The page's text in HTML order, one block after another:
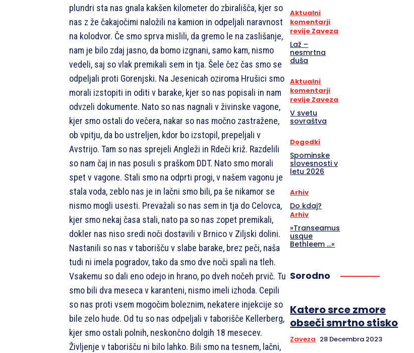
plundri sta nas gnala kakšen kilometer do zbirališča, kjer so
nas z že čakajočimi naložili na kamion in odpeljali naravnost
na kolodvor. Če smo sprva mislili, da gremo le na zaslišanje,
nam je bilo zdaj jasno, da bomo izgnani, samo kam, nismo
vedeli, saj so vlak premikali sem in tja. Šele čez čas smo se
odpeljali proti Gorenjski. Na Jesenicah oziroma Hrušici smo
morali izstopiti in oditi v barake, kjer so nas popisali in nam
odvzeli dokumente. Nato so nas nagnali v živinske vagone,
kjer smo ostali do večera, nakar so nas močno zastražene,
ob vpitju, da bo ustreljen, kdor bo izstopil, prepeljali v
Avstrijo. Tam so nas sprejeli Angleži in Rdeči križ. Razdelili
so nam čaj in nas posuli s praškom DDT. Nato smo morali
spet v vagone. Stali smo na odprti progi, v našem vagonu je
stala voda, zeblo nas je in lačni smo bili, pa še nikamor se
nismo mogli usesti. Prevažali so nas sem in tja do Celovca,
kjer smo nekaj časa stali, nato pa so nas zopet premikali,
dokler nas niso sredi noči dostavili v Brnico v Ziljski dolini.
Nastanili so nas v taborišču v slabe barake, brez peči, naša
tudi ni imela pogradov, tako da smo dve noči spali na tleh.
Vsakemu so dali eno odejo in hrano, po dveh nočeh prvič. Tu
smo bili dva meseca v karanteni, nismo imeli izhoda. Cepili
so nas proti vsem mogočim boleznim, nekatere injekcije so
bile zelo hude. Od tu so nas odpeljali v taborišče Kellerberg,
kjer smo ostali polnih, neskončno dolgih 18 mesecev.
Življenje v taborišču ni bilo lahko. Bili smo na tesnem, lačni,
Aktualni
komentarji
revije Zaveza
Laž –
nesmrtna
duša
Aktualni
komentarji
revije Zaveza
V svetu
sovraštva
Dogodki
Spominske
slovesnosti v
letu 2026
Arhiv
Do kdaj?
Arhiv
»Transeamus
usque
Bethleem …«
Sorodno
Katero srce zmore
obseči smrtno stisko
Zaveza 28 Decembra 2023